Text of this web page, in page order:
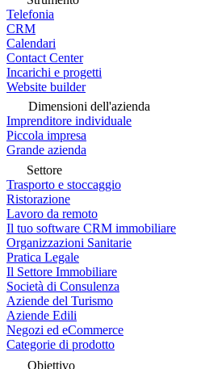
Telefonia
CRM
Calendari
Contact Center
Incarichi e progetti
Website builder
Dimensioni dell'azienda
Imprenditore individuale
Piccola impresa
Grande azienda
Settore
Trasporto e stoccaggio
Ristorazione
Lavoro da remoto
Il tuo software CRM immobiliare
Organizzazioni Sanitarie
Pratica Legale
Il Settore Immobiliare
Società di Consulenza
Aziende del Turismo
Aziende Edili
Negozi ed eCommerce
Categorie di prodotto
Obiettivo